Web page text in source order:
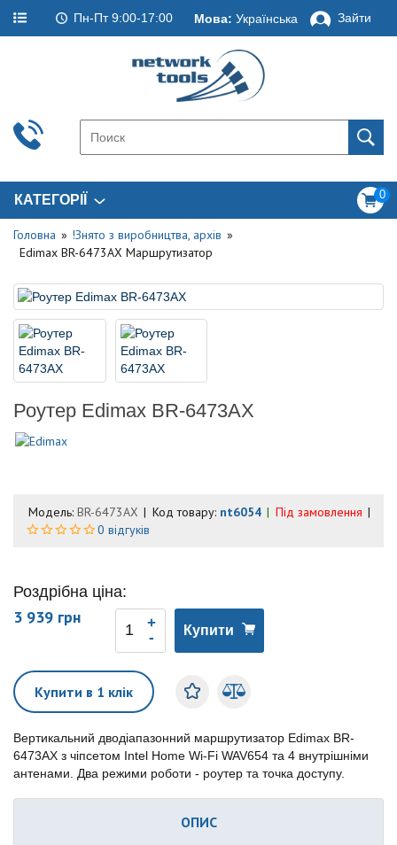
Пн-Пт 9:00-17:00 Мова: Українська Зайти
КАТЕГОРІЇ 0
Головна
!Знято з виробництва, архів
Edimax BR-6473AX Маршрутизатор
Роутер Edimax BR-6473AX
Модель: BR-6473AX Код товару: nt6054
Під замовлення
0 відгуків
Роздрібна ціна:
3 939 грн
Купити
Купити в 1 клік
Вертикальний дводіапазонний маршрутизатор Edimax BR-
6473AX з чіпсетом Intel Home Wi-Fi WAV654 та 4 внутрішніми
антенами. Два режими роботи - роутер та точка доступу.
ОПИС